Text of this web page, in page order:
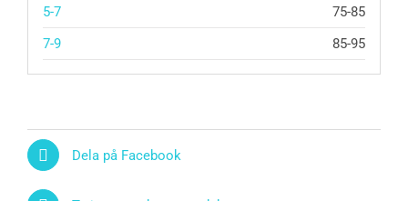
5-7
75-85
7-9
85-95
Dela på Facebook